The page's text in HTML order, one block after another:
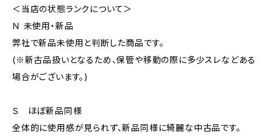
＜当店の状態ランクについて＞
Ｎ 未使用・新品
弊社で新品未使用と判断した商品です。
(※新古品扱いとなるため、保管や移動の際に多少スレなどある
場合がございます。)
Ｓ ほぼ新品同様
全体的に使用感が見られず、新品同様に綺麗な中古品です。